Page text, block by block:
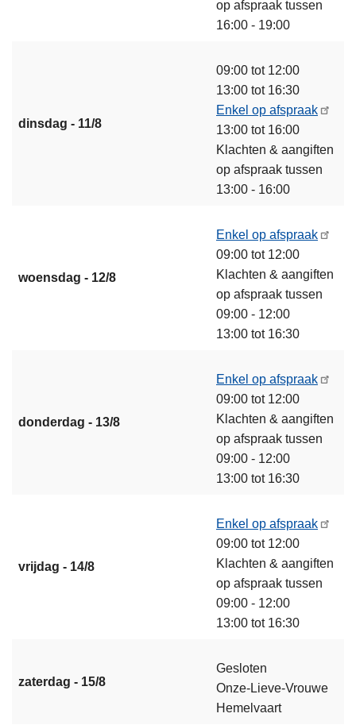
op afspraak tussen
16:00 - 19:00
dinsdag - 11/8
09:00 tot 12:00
13:00 tot 16:30
Enkel op afspraak
13:00 tot 16:00
Klachten & aangiften
op afspraak tussen
13:00 - 16:00
woensdag - 12/8
Enkel op afspraak
09:00 tot 12:00
Klachten & aangiften
op afspraak tussen
09:00 - 12:00
13:00 tot 16:30
donderdag - 13/8
Enkel op afspraak
09:00 tot 12:00
Klachten & aangiften
op afspraak tussen
09:00 - 12:00
13:00 tot 16:30
vrijdag - 14/8
Enkel op afspraak
09:00 tot 12:00
Klachten & aangiften
op afspraak tussen
09:00 - 12:00
13:00 tot 16:30
zaterdag - 15/8
Gesloten
Onze-Lieve-Vrouwe
Hemelvaart